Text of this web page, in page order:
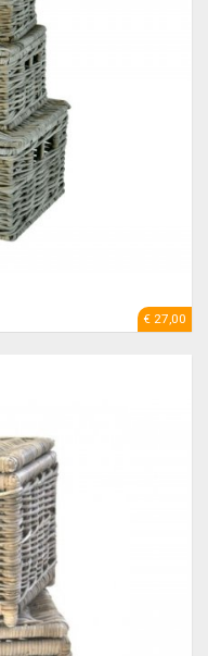
€ 27,00